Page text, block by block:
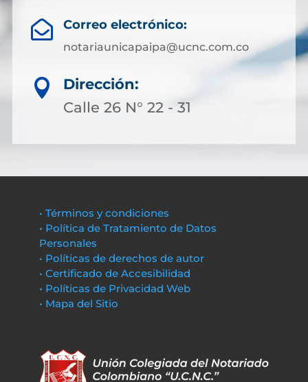
 Correo electrónico:
notariaunicapaipa@ucnc.com.co

Dirección:
Calle 26 N° 22 - 31
• Términos y condiciones
• Política de Tratamiento de Datos
Personales
• Políticas de derechos de autor
• Certificado de Accesibilidad
• Políticas de Privacidad Web
• Mapa del Sitio